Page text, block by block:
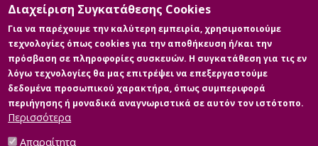
AHP AHP Method AHS Ptolemaida Unit V AI
AI (Artificial Intelligence), Inventory Management, Machine Learning,
Python
AI Augmented Workforce
Διαχείριση Συγκατάθεσης Cookies
Για να παρέχουμε την καλύτερη εμπειρία, χρησιμοποιούμε
τεχνολογίες όπως cookies για την αποθήκευση ή/και την
πρόσβαση σε πληροφορίες συσκευών. Η συγκατάθεση για τις εν
λόγω τεχνολογίες θα μας επιτρέψει να επεξεργαστούμε
δεδομένα προσωπικού χαρακτήρα, όπως συμπεριφορά
περιήγησης ή μοναδικά αναγνωριστικά σε αυτόν τον ιστότοπο.
Περισσότερα
Απαραίτητα